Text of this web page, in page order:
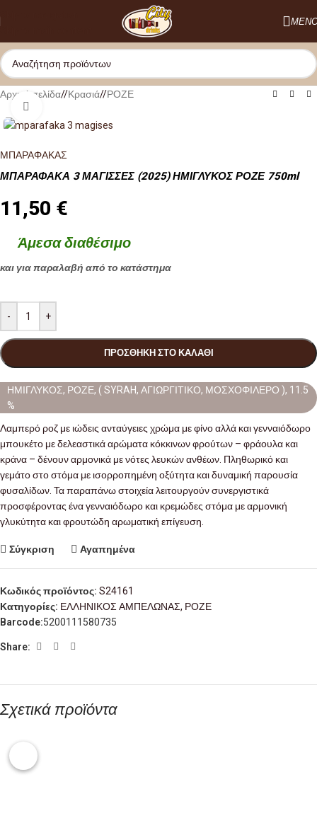
Αρχική σελίδα/ Κρασιά/ ΡΟΖΕ
ΜΠΑΡΑΦΑΚΑΣ
ΜΠΑΡΑΦΑΚΑ 3 ΜΑΓΙΣΣΕΣ (2025) ΗΜΙΓΛΥΚΟΣ ΡΟΖΕ 750ml
11,50 €
Άμεσα διαθέσιμο
και για παραλαβή από το κατάστημα
- +
ΠΡΟΣΘΉΚΗ ΣΤΟ ΚΑΛΆΘΙ
ΗΜΙΓΛΥΚΟΣ, ΡΟΖΕ, ( SYRAH, ΑΓΙΩΡΓΙΤΙΚΟ, ΜΟΣΧΟΦΙΛΕΡΟ ), 11.5
%
Λαμπερό ροζ με ιώδεις ανταύγειες χρώμα με φίνο αλλά και γενναιόδωρο
μπουκέτο με δελεαστικά αρώματα κόκκινων φρούτων – φράουλα και
κράνα – δένουν αρμονικά με νότες λευκών ανθέων. Πληθωρικό και
γεμάτο στο στόμα με ισορροπημένη οξύτητα και δυναμική παρουσία
φυσαλίδων. Τα παραπάνω στοιχεία λειτουργούν συνεργιστικά
προσφέροντας ένα γενναιόδωρο και κρεμώδες στόμα με αρμονική
γλυκύτητα και φρουτώδη αρωματική επίγευση.
Σύγκριση Αγαπημένα
Κωδικός προϊόντος: S24161
Κατηγορίες: ΕΛΛΗΝΙΚΟΣ ΑΜΠΕΛΩΝΑΣ, ΡΟΖΕ
Barcode:5200111580735
Share:
Σχετικά προϊόντα